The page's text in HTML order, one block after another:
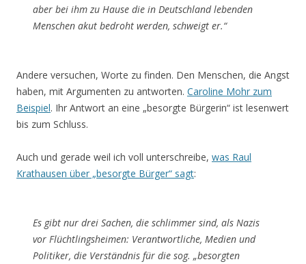
aber bei ihm zu Hause die in Deutschland lebenden
Menschen akut bedroht werden, schweigt er.“
Andere versuchen, Worte zu finden. Den Menschen, die Angst
haben, mit Argumenten zu antworten. Caroline Mohr zum
Beispiel. Ihr Antwort an eine „besorgte Bürgerin“ ist lesenwert
bis zum Schluss.
Auch und gerade weil ich voll unterschreibe, was Raul
Krathausen über „besorgte Bürger“ sagt:
Es gibt nur drei Sachen, die schlimmer sind, als Nazis
vor Flüchtlingsheimen: Verantwortliche, Medien und
Politiker, die Verständnis für die sog. „besorgten